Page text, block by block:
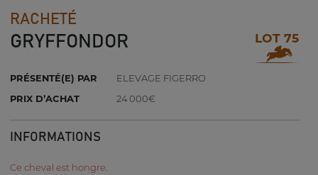
RACHETÉ
GRYFFONDOR LOT 75
PRÉSENTÉ(E) PAR
ELEVAGE FIGERRO
PRIX D’ACHAT
24 000€
INFORMATIONS
Ce cheval est hongre.